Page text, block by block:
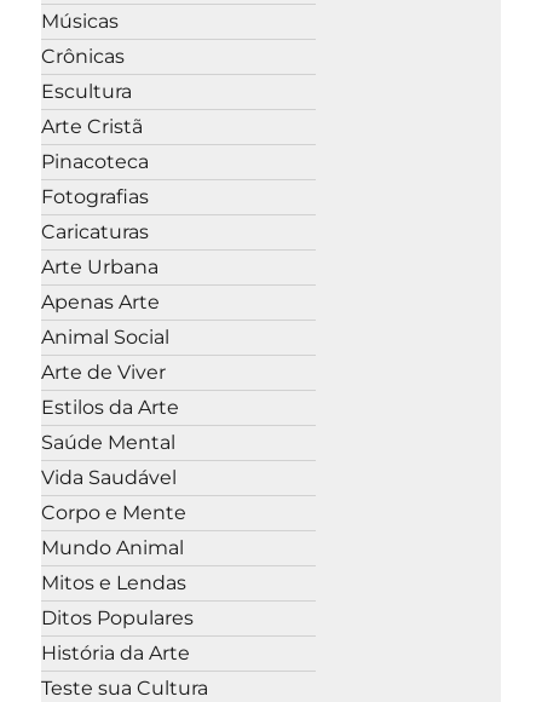
Músicas
Crônicas
Escultura
Arte Cristã
Pinacoteca
Fotografias
Caricaturas
Arte Urbana
Apenas Arte
Animal Social
Arte de Viver
Estilos da Arte
Saúde Mental
Vida Saudável
Corpo e Mente
Mundo Animal
Mitos e Lendas
Ditos Populares
História da Arte
Teste sua Cultura